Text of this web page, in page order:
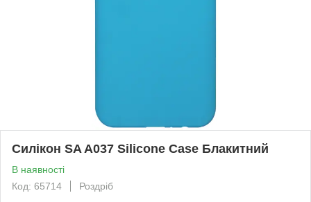
Силікон SA A037 Silicone Case Блакитний
В наявності
Код: 65714
Роздріб